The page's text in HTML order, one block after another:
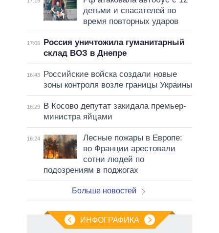
детьми и спасателей во
время повторных ударов
17:06
Россия уничтожила гуманитарный
склад ВОЗ в Днепре
16:43
Российские войска создали новые
зоны контроля возле границы Украины
16:29
В Косово депутат закидала премьер-
министра яйцами
16:24
Лесные пожары в Европе:
во Франции арестовали
сотни людей по
подозрениям в поджогах
Больше новостей
ИНФОГРАФИКА